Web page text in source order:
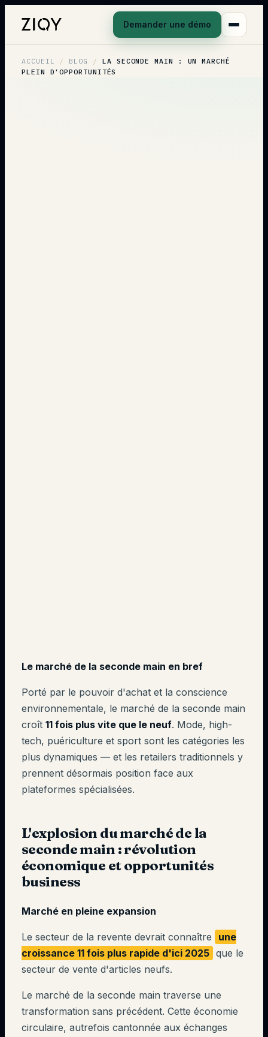
Demander une démo
ACCUEIL / BLOG /
LA SECONDE MAIN : UN MARCHÉ
PLEIN D’OPPORTUNITÉS
Le marché de la seconde main en bref
Porté par le pouvoir d'achat et la conscience
environnementale, le marché de la seconde main
croît 11 fois plus vite que le neuf. Mode, high-
tech, puériculture et sport sont les catégories les
plus dynamiques — et les retailers traditionnels y
prennent désormais position face aux
plateformes spécialisées.
L'explosion du marché de la
seconde main : révolution
économique et opportunités
business
Marché en pleine expansion
Le secteur de la revente devrait connaître
une
croissance 11 fois plus rapide d'ici 2025 que le
secteur de vente d'articles neufs.
Le marché de la seconde main traverse une
transformation sans précédent. Cette économie
circulaire, autrefois cantonnée aux échanges